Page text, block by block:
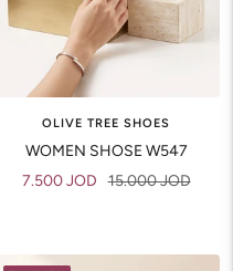
OLIVE TREE SHOES
WOMEN SHOSE W547
Sale
7.500 JOD Regular
15.000 JOD